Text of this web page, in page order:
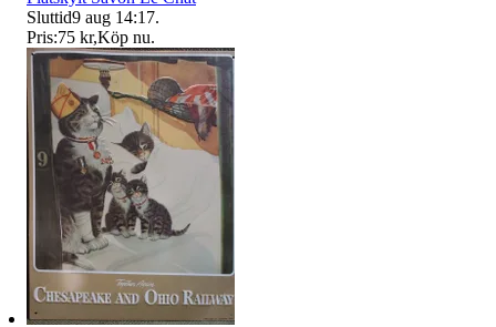
Sluttid9 aug 14:17.
Pris:75 kr,Köp nu.